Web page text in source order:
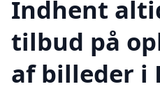
Indhent
tilbud på
af billeder i